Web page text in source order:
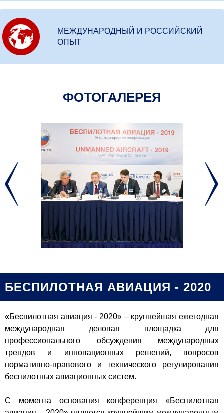
МЕЖДУНАРОДНЫЙ И РОССИЙСКИЙ
ОПЫТ
ФОТОГАЛЕРЕЯ
БЕСПИЛОТНАЯ АВИАЦИЯ - 2020
«Беспилотная авиация - 2020» – крупнейшая ежегодная
международная деловая площадка для
профессионального обсуждения международных
трендов и инновационных решений, вопросов
нормативно-правового и технического регулирования
беспилотных авиационных систем.
С момента основания конференция «Беспилотная